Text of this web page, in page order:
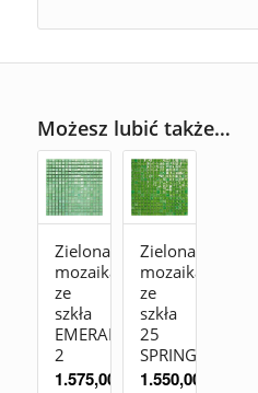
Możesz lubić także…
Zielona
mozaika
ze
szkła
EMERALD
2
1.575,00
Zielona
mozaika
ze
szkła
25
SPRING
1.550,00